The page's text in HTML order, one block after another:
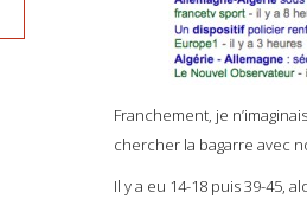
Franchement, je
chercher la bagarre avec
Il y a eu 14-18 puis 39-45,